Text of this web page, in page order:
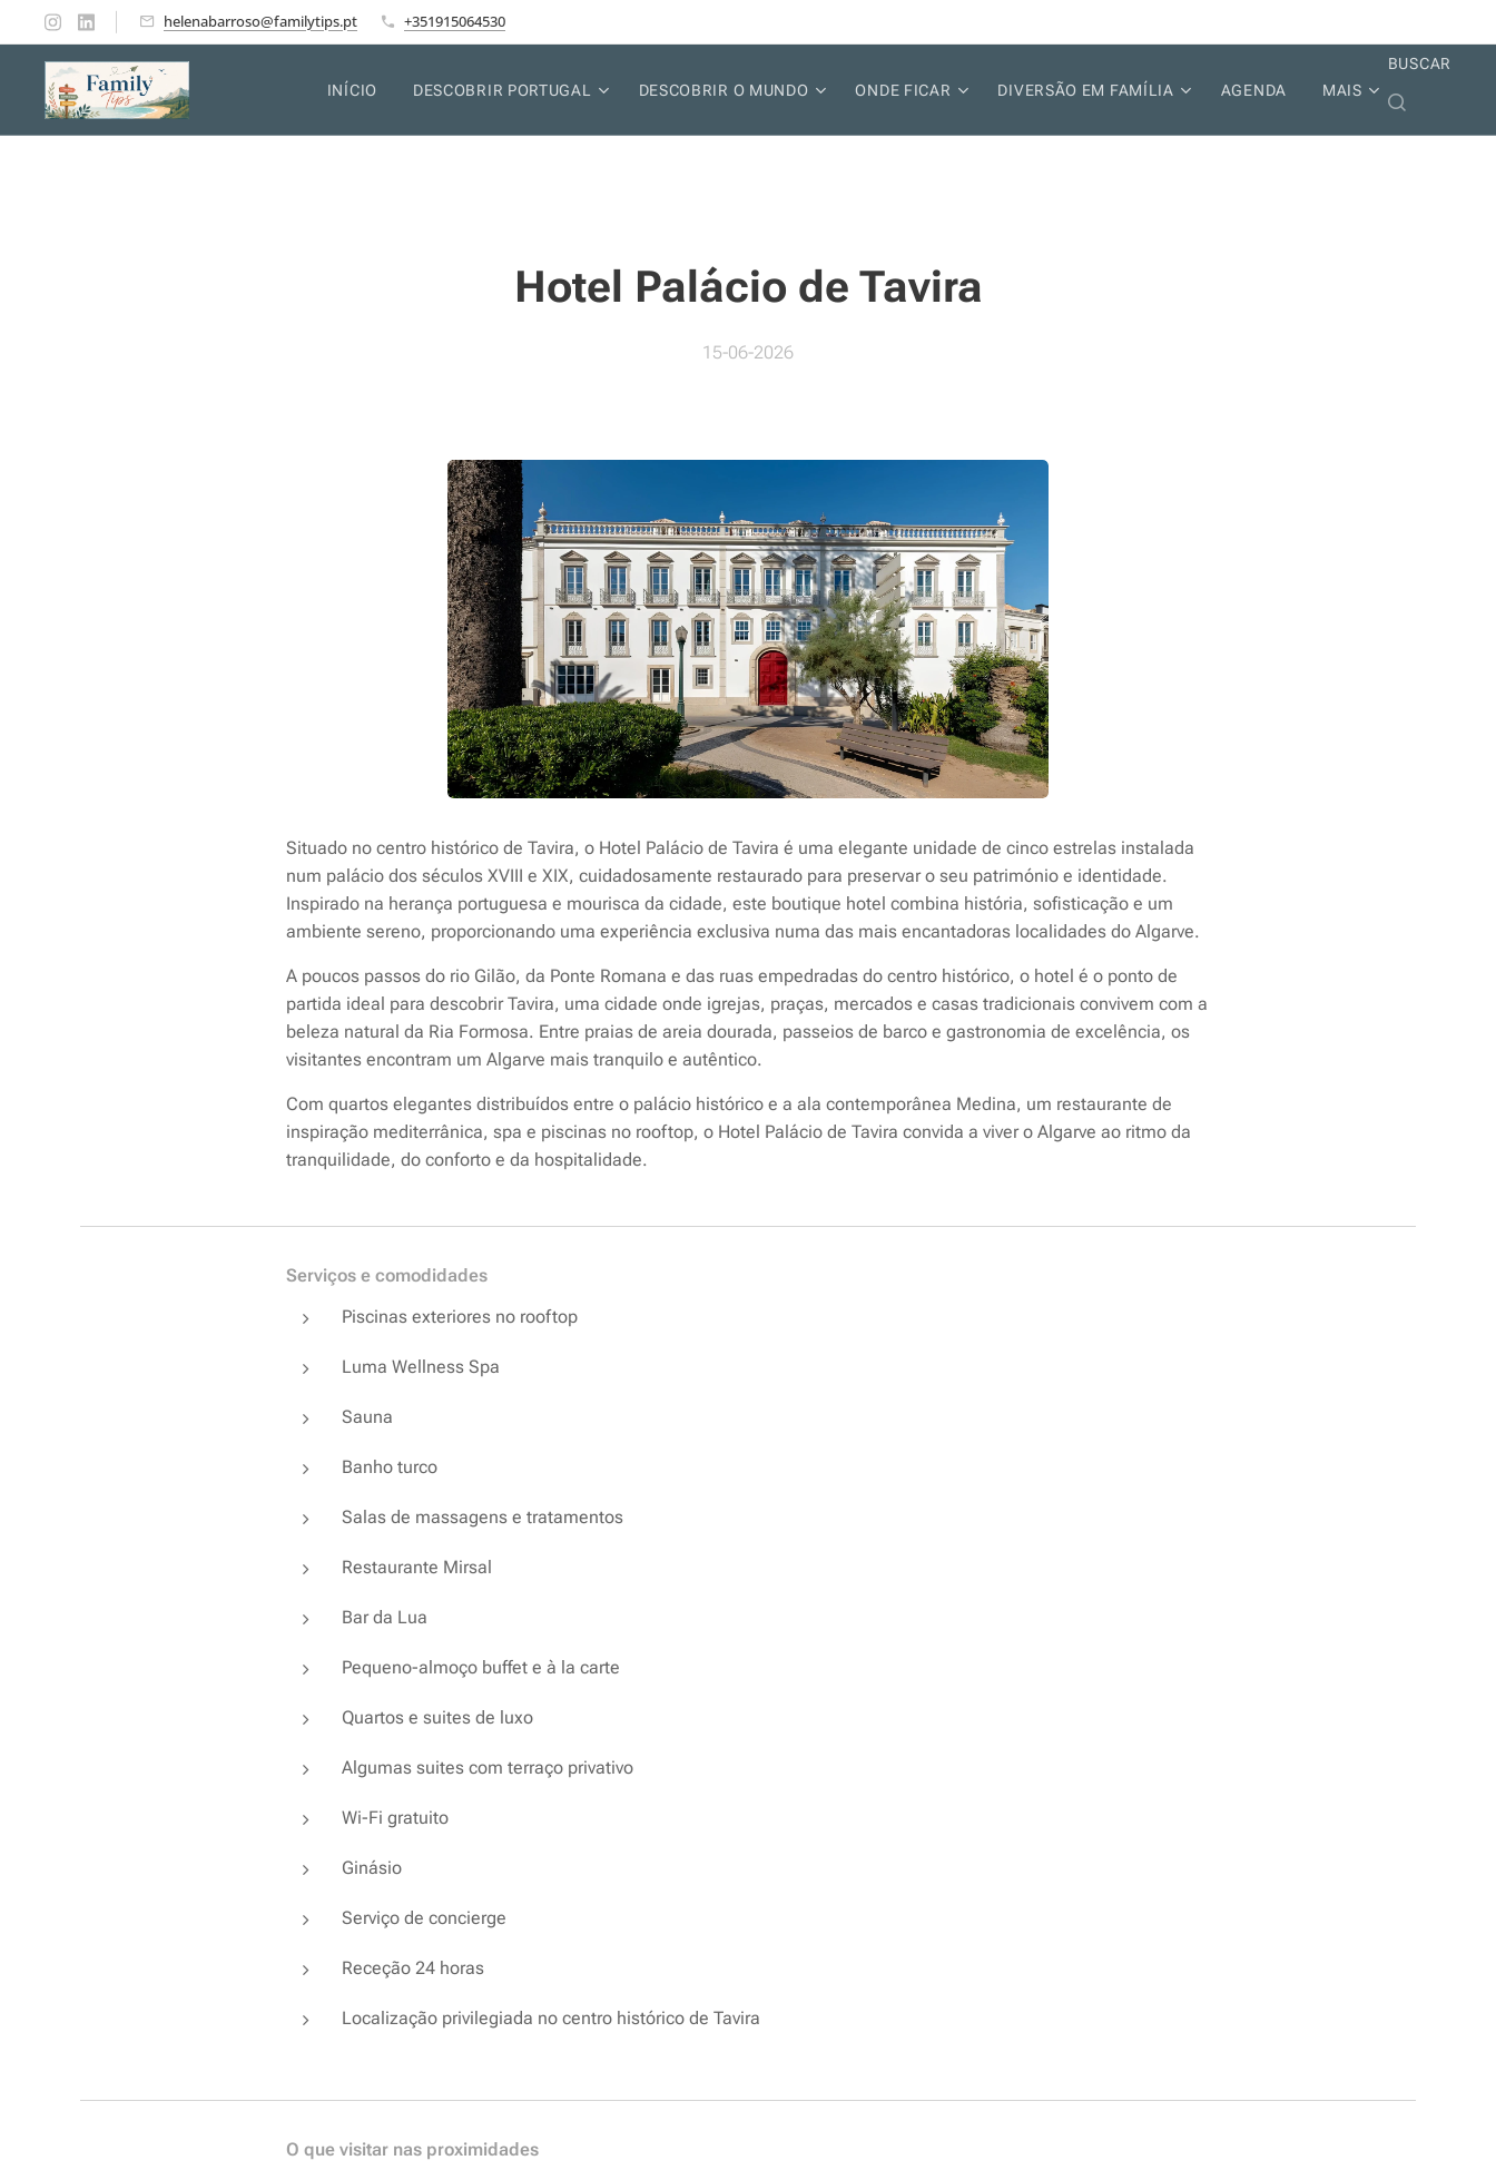
helenabarroso@familytips.pt +351915064530
INÍCIO DESCOBRIR PORTUGAL DESCOBRIR O MUNDO ONDE FICAR DIVERSÃO EM FAMÍLIA AGENDA MAIS
BUSCAR
Hotel Palácio de Tavira
15-06-2026
Situado no centro histórico de Tavira, o Hotel Palácio de Tavira é uma elegante unidade de cinco estrelas instalada
num palácio dos séculos XVIII e XIX, cuidadosamente restaurado para preservar o seu património e identidade.
Inspirado na herança portuguesa e mourisca da cidade, este boutique hotel combina história, sofisticação e um
ambiente sereno, proporcionando uma experiência exclusiva numa das mais encantadoras localidades do Algarve.
A poucos passos do rio Gilão, da Ponte Romana e das ruas empedradas do centro histórico, o hotel é o ponto de
partida ideal para descobrir Tavira, uma cidade onde igrejas, praças, mercados e casas tradicionais convivem com a
beleza natural da Ria Formosa. Entre praias de areia dourada, passeios de barco e gastronomia de excelência, os
visitantes encontram um Algarve mais tranquilo e autêntico.
Com quartos elegantes distribuídos entre o palácio histórico e a ala contemporânea Medina, um restaurante de
inspiração mediterrânica, spa e piscinas no rooftop, o Hotel Palácio de Tavira convida a viver o Algarve ao ritmo da
tranquilidade, do conforto e da hospitalidade.
Serviços e comodidades
Piscinas exteriores no rooftop
Luma Wellness Spa
Sauna
Banho turco
Salas de massagens e tratamentos
Restaurante Mirsal
Bar da Lua
Pequeno-almoço buffet e à la carte
Quartos e suites de luxo
Algumas suites com terraço privativo
Wi-Fi gratuito
Ginásio
Serviço de concierge
Receção 24 horas
Localização privilegiada no centro histórico de Tavira
O que visitar nas proximidades